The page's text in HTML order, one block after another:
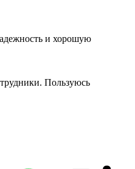
и хорошую
Пользуюсь